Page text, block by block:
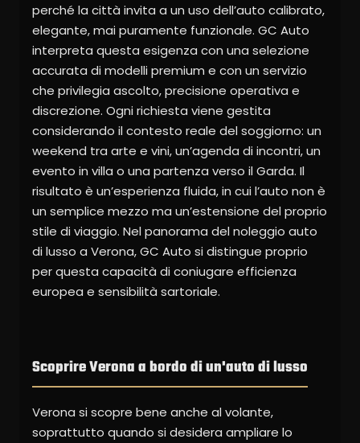
perché la città invita a un uso dell’auto calibrato,
elegante, mai puramente funzionale. GC Auto
interpreta questa esigenza con una selezione
accurata di modelli premium e con un servizio
che privilegia ascolto, precisione operativa e
discrezione. Ogni richiesta viene gestita
considerando il contesto reale del soggiorno: un
weekend tra arte e vini, un’agenda di incontri, un
evento in villa o una partenza verso il Garda. Il
risultato è un’esperienza fluida, in cui l’auto non è
un semplice mezzo ma un’estensione del proprio
stile di viaggio. Nel panorama del noleggio auto
di lusso a Verona, GC Auto si distingue proprio
per questa capacità di coniugare efficienza
europea e sensibilità sartoriale.
Scoprire Verona a bordo di un'auto di lusso
Verona si scopre bene anche al volante,
soprattutto quando si desidera ampliare lo